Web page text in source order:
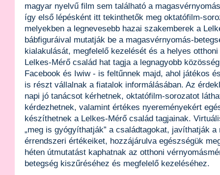
magyar nyelvű film sem található a
így első lépésként itt tekinthetők meg oktatófilm-
melyekben a legnevesebb hazai szakemberek a
bábfiguráival mutatják be a magasvérnyomás-
kialakulását, megfelelő kezelését és a helyes
Lelkes-Mérő család hat tagja a legnagyobb
Facebook és Iwiw - is feltűnnek majd, ahol játékos
is részt vállalnak a fiatalok informálásában. Az
napi jó tanácsot kérhetnek, oktatófilm-sorozatot
kérdezhetnek, valamint értékes nyereményekért
készíthetnek a Lelkes-Mérő család tagjainak.
„meg is gyógyíthatják” a családtagokat, javíthatják
érrendszeri értékeiket, hozzájárulva egészségük
héten útmutatást kaphatnak az otthoni
betegség kiszűréséhez és megfelelő kezeléséhez.